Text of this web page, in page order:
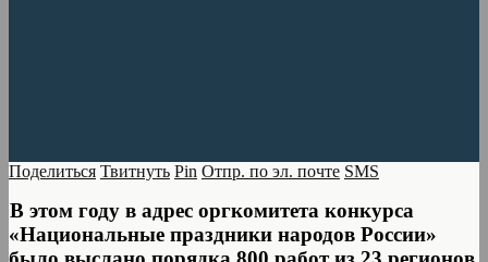
Поделиться Твитнуть Pin Отпр. по эл. почте SMS
В этом году в адрес оргкомитета конкурса
«Национальные праздники народов России»